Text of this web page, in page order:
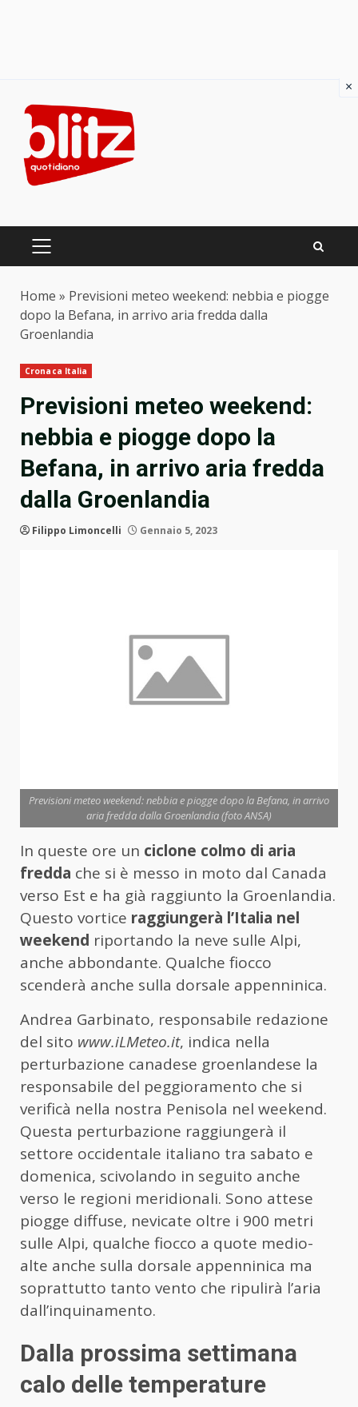
content
PRIMARY
Home » Previsioni meteo weekend: nebbia e piogge
dopo la Befana, in arrivo aria fredda dalla
Groenlandia
Cronaca Italia
Previsioni meteo weekend:
nebbia e piogge dopo la
Befana, in arrivo aria fredda
dalla Groenlandia
Filippo Limoncelli Gennaio 5, 2023
Previsioni meteo weekend: nebbia e piogge dopo la Befana, in arrivo
aria fredda dalla Groenlandia (foto ANSA)
In queste ore un ciclone colmo di aria
fredda che si è messo in moto dal Canada
verso Est e ha già raggiunto la Groenlandia.
Questo vortice raggiungerà l’Italia nel
weekend riportando la neve sulle Alpi,
anche abbondante. Qualche fiocco
scenderà anche sulla dorsale appenninica.
Andrea Garbinato, responsabile redazione
del sito www.iLMeteo.it, indica nella
perturbazione canadese groenlandese la
responsabile del peggioramento che si
verificà nella nostra Penisola nel weekend.
Questa perturbazione raggiungerà il
settore occidentale italiano tra sabato e
domenica, scivolando in seguito anche
verso le regioni meridionali. Sono attese
piogge diffuse, nevicate oltre i 900 metri
sulle Alpi, qualche fiocco a quote medio-
alte anche sulla dorsale appenninica ma
soprattutto tanto vento che ripulirà l’aria
dall’inquinamento.
Dalla prossima settimana
calo delle temperature
×